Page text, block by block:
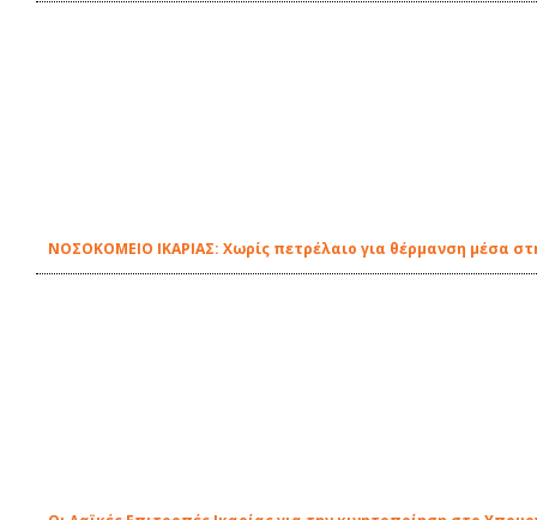
ΝΟΣΟΚΟΜΕΙΟ ΙΚΑΡΙΑΣ: Χωρίς πετρέλαιο για θέρμανση μέσα